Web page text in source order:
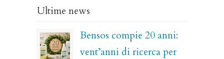
Ultime news
Bensos compie 20 anni:
vent’anni di ricerca per